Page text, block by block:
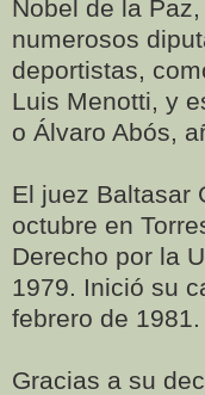
Nobel de la
numerosos
deportistas,
Luis Menotti, y
o Álvaro Abós,
El juez Baltasar
octubre en
Derecho por la
1979. Inició su
febrero de 1981.
Gracias a su